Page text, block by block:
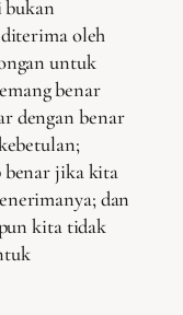
bukan
oleh
untuk
benar
dengan benar
benar jika kita
dan
kita tidak